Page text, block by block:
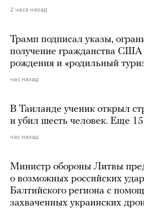
2 часа назад
Трамп подписал указы,
получение гражданства США
рождения и «родильный
час назад
В Таиланде ученик открыл
и убил шесть человек. Еще
час назад
Министр обороны Литвы
о возможных российских
Балтийского региона с
захваченных украинских